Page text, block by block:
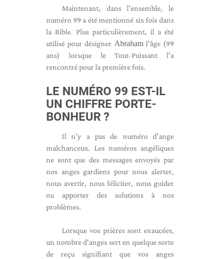
Maintenant, dans l'ensemble, le
numéro 99 a été mentionné six fois dans
la Bible. Plus particulièrement, il a été
utilisé pour désigner Abrahaml'âge (99
ans) lorsque le Tout-Puissant l'a
rencontré pour la première fois.
LE NUMÉRO 99 EST-IL
UN CHIFFRE PORTE-
BONHEUR ?
Il n'y a pas de numéro d'ange
malchanceux. Les numéros angéliques
ne sont que des messages envoyés par
nos anges gardiens pour nous alerter,
nous avertir, nous féliciter, nous guider
ou apporter des solutions à nos
problèmes.
Lorsque vos prières sont exaucées,
un nombre d'anges sert en quelque sorte
de reçu signifiant que vos anges